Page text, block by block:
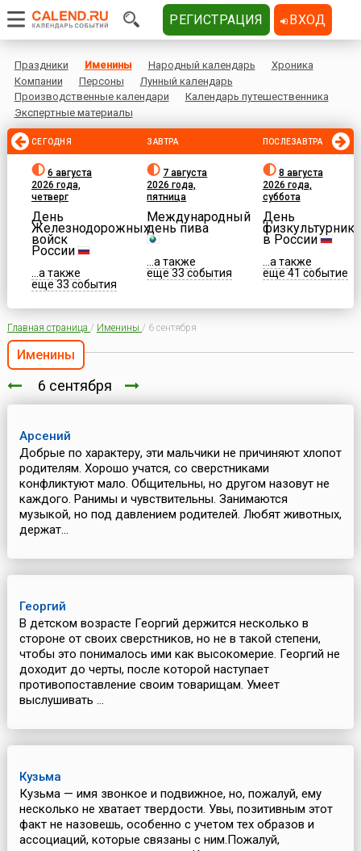
Праздники Именины Народный календарь
Хроника
Компании
Персоны
Лунный календарь
Производственные календари
Календарь путешественника
Экспертные материалы
СЕГОДНЯ
6 августа
2026 года,
четверг
День
Железнодорожных
войск
России
...а также
еще 33 события
ЗАВТРА
7 августа
2026 года,
пятница
Международный
день пива
...а также
еще 33 события
ПОСЛЕЗАВТРА
8 августа
2026 года,
суббота
День
физкультурника
в России
...а также
еще 41 событие
Главная страница / Именины / 6 сентября
Именины
6 сентября
Арсений
Добрые по характеру, эти мальчики не причиняют хлопот
родителям. Хорошо учатся, со сверстниками
конфликтуют мало. Общительны, но другом назовут не
каждого. Ранимы и чувствительны. Занимаются
музыкой, но под давлением родителей. Любят животных,
держат...
Георгий
В детском возрасте Георгий держится несколько в
стороне от своих сверстников, но не в такой степени,
чтобы это понималось ими как высокомерие. Георгий не
доходит до черты, после которой наступает
противопоставление своим товарищам. Умеет
выслушивать ...
Кузьма
Кузьма — имя звонкое и подвижное, но, пожалуй, ему
несколько не хватает твердости. Увы, позитивным этот
факт не назовешь, особенно с учетом тех образов и
ассоциаций, которые связаны с ним.Пожалуй,
РЕГИСТРАЦИЯ ВХОД